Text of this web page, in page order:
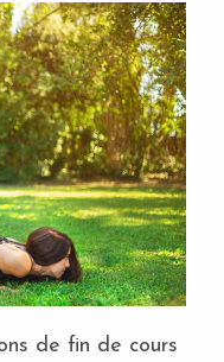
de fin de cours